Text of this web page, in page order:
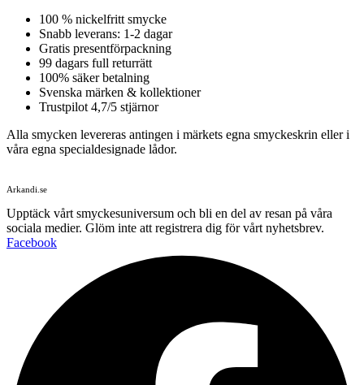
100 % nickelfritt smycke
Snabb leverans: 1-2 dagar
Gratis presentförpackning
99 dagars full returrätt
100% säker betalning
Svenska märken & kollektioner
Trustpilot 4,7/5 stjärnor
Alla smycken levereras antingen i märkets egna smyckeskrin eller i
våra egna specialdesignade lådor.
Arkandi.se
Upptäck vårt smyckesuniversum och bli en del av resan på våra
sociala medier. Glöm inte att registrera dig för vårt nyhetsbrev.
Facebook